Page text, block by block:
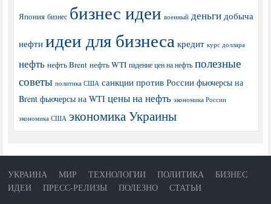
Япония бизнес бизнес идеи военный деньги добыча
нефти идеи для бизнеса кредит курс доллара
нефть нефть Brent нефть WTI падение цен на нефть полезные
советы политика США санкции против России фьючерсы на
Brent фьючерсы на WTI цены на нефть экономика России
экономика США экономика Украины
УКРАИНА МИР ТЕХНОЛОГИИ ПОЛИТИКА
БИЗНЕС
ИДЕИ
ПРЕСС-РЕЛИЗЫ ПОЛЕЗНО СТАТЬИ